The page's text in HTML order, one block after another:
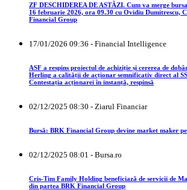
ZF DESCHIDEREA DE ASTĂZI. Cum va merge
16 februarie 2026, ora 09.30 cu Ovidiu Dumitrescu,
Financial Group
17/01/2026 09:36 - Financial Intelligence
ASF a respins proiectul de achiziție și cererea de
Herling a calității de acționar semnificativ direct al
Contestația acționarei în instanță, respinsă
02/12/2025 08:30 - Ziarul Financiar
Bursă: BRK Financial Group devine market maker
02/12/2025 08:01 - Bursa.ro
Cris-Tim Family Holding beneficiază de servicii de
din partea BRK Financial Group